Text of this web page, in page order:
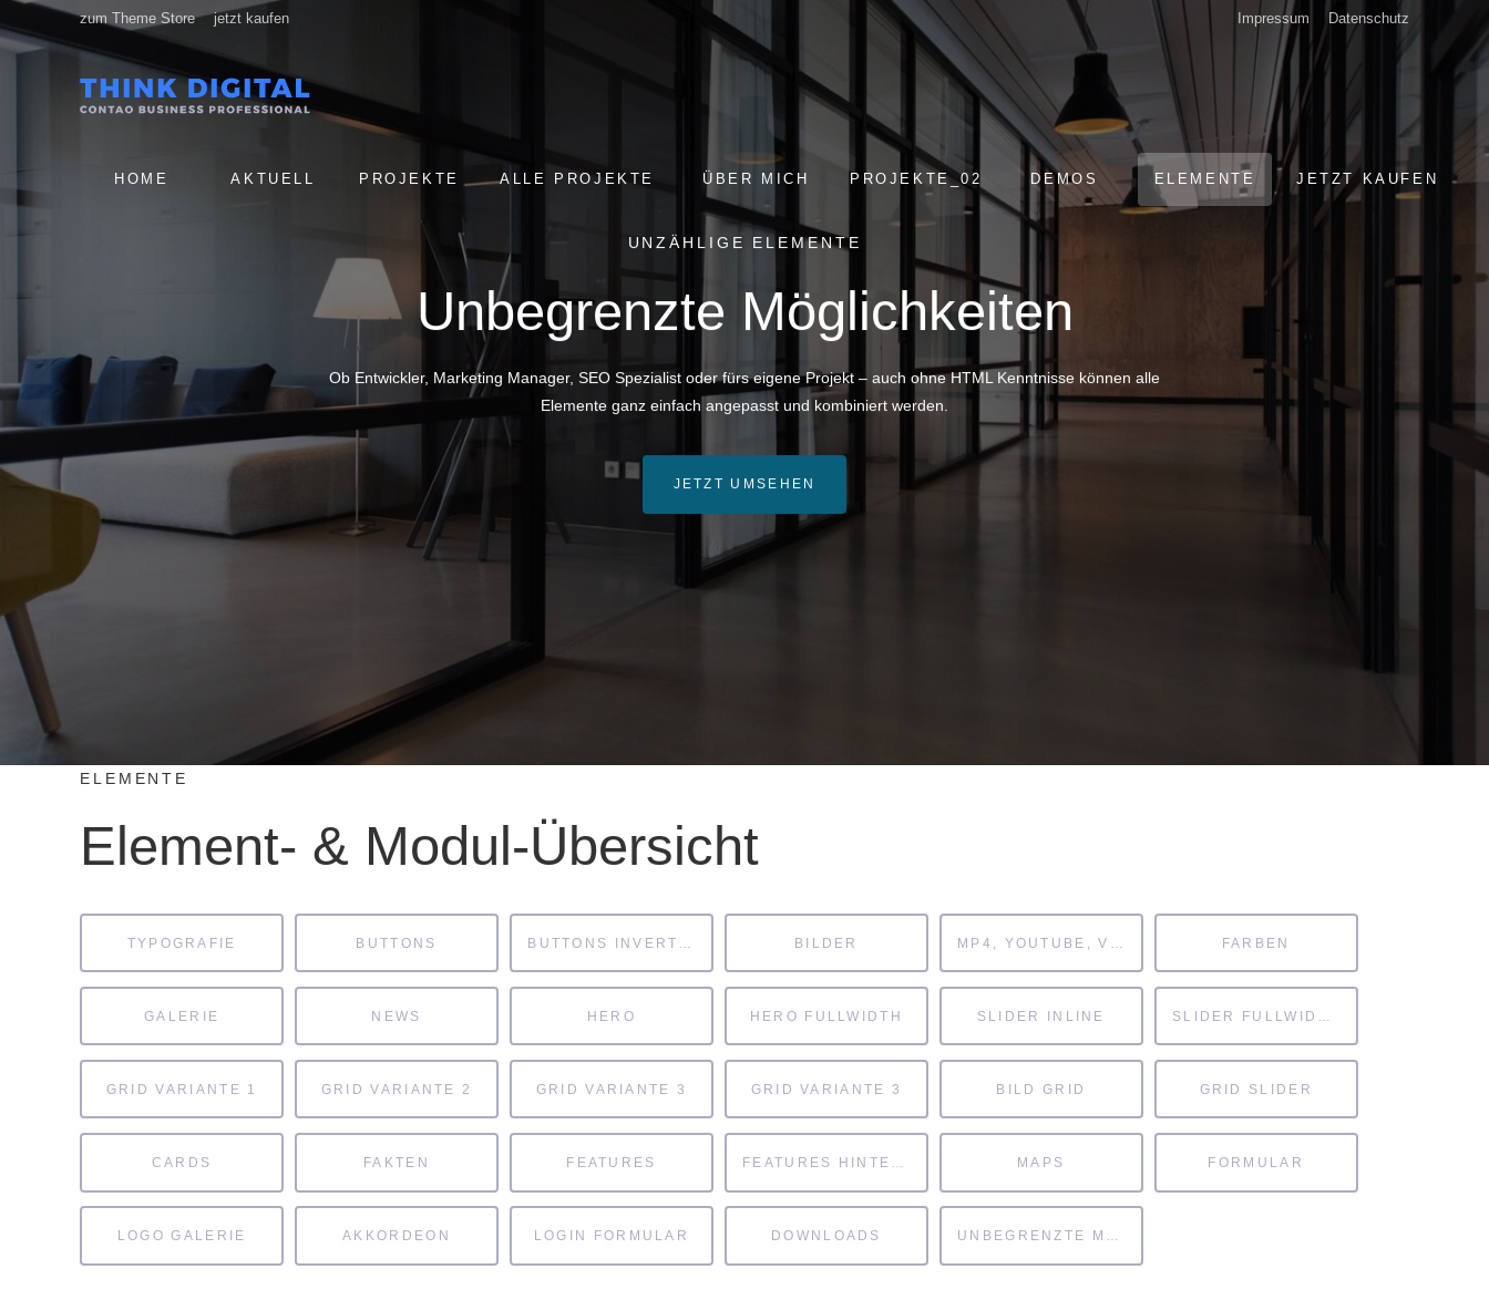
zum Theme Store jetzt kaufen Impressum Datenschutz
NAVIGATION
HOME AKTUELL PROJEKTE ALLE PROJEKTE ÜBER MICH PROJEKTE_02 DEMOS ELEMENTE JETZT KAUFEN
UNZÄHLIGE ELEMENTE
Unbegrenzte Möglichkeiten
Ob Entwickler, Marketing Manager, SEO Spezialist oder fürs eigene Projekt – auch ohne HTML Kenntnisse können alle
Elemente ganz einfach angepasst und kombiniert werden.
JETZT UMSEHEN
ELEMENTE
Element- & Modul-Übersicht
TYPOGRAFIE BUTTONS BILDER FARBEN
GALERIE NEWS HERO HERO FULLWIDTH SLIDER INLINE
GRID VARIANTE 1 GRID VARIANTE 2 GRID VARIANTE 3 GRID VARIANTE 3 BILD GRID GRID SLIDER
CARDS FAKTEN FEATURES MAPS FORMULAR
LOGO GALERIE AKKORDEON LOGIN FORMULAR DOWNLOADS